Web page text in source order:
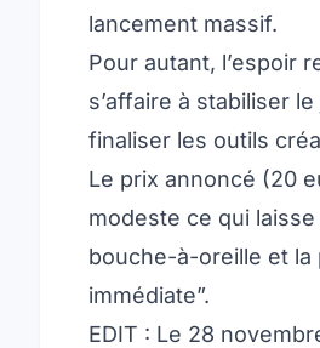
lancement massif.
Pour autant, l’espoir
s’affaire à stabiliser
finaliser les outils
Le prix annoncé (20
modeste ce qui
bouche-à-oreille et la
immédiate”.
EDIT : Le 28